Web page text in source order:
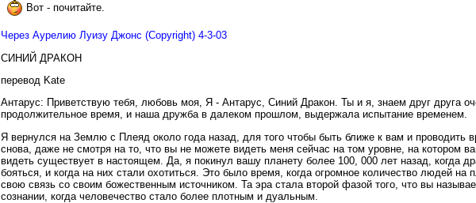
Вот - почитайте.
Через Аурелию Луизу Джонс (Copyright) 4-3-03
СИНИЙ ДРАКОН
перевод Kate
Антарус: Приветствую тебя, любовь моя, Я - Антарус, Синий Дракон. Ты и я, знаем друг друга
продолжительное время, и наша дружба в далеком прошлом, выдержала испытание временем.
Я вернулся на Землю с Плеяд около года назад, для того чтобы быть ближе к вам и проводить
снова, даже не смотря на то, что вы не можете видеть меня сейчас на том уровне, на котором
видеть существует в настоящем. Да, я покинул вашу планету более 100, 000 лет назад, когда
бояться, и когда на них стали охотиться. Это было время, когда огромное количество людей на
свою связь со своим божественным источником. Та эра стала второй фазой того, что вы
сознании, когда человечество стало более плотным и дуальным.